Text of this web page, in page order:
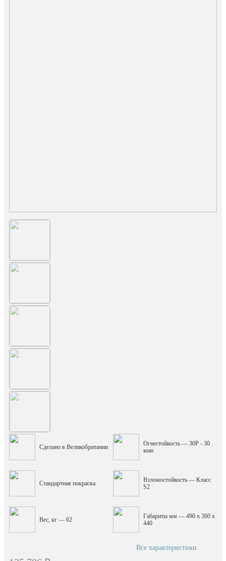
Сделано в Великобритании
Огнестойкость — 30P - 30
мин
Стандартная покраска
Взломостойкость — Класс
S2
Вес, кг — 62
Габариты мм — 490 x 360 x
440
Все характеристики